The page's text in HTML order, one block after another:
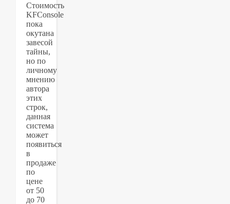
Стоимость
KFConsole
пока
окутана
завесой
тайны,
но по
личному
мнению
автора
этих
строк,
данная
система
может
появиться
в
продаже
по
цене
от 50
до 70